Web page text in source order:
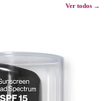
Ver todos →